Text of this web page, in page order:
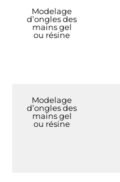
Modelage
d’ongles des
mains gel
ou résine
Modelage
d’ongles des
mains gel
ou résine